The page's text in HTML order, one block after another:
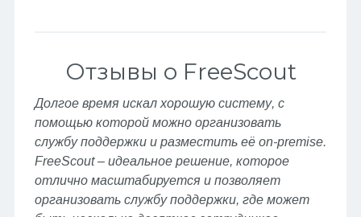
Отзывы о FreeScout
Долгое время искал хорошую систему, с
помощью которой можно организовать
службу поддержки и разместить её on-premise.
FreeScout – идеальное решение, которое
отлично масштабируется и позволяет
организовать службу поддержки, где может